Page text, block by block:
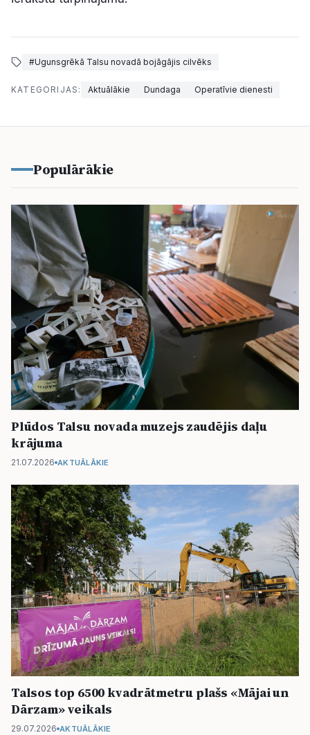
#Ugunsgrēkā Talsu novadā bojāgājis cilvēks
KATEGORIJAS: Aktuālākie Dundaga Operatīvie dienesti
Populārākie
Plūdos Talsu novada muzejs zaudējis daļu
krājuma
21.07.2026 AKTUĀLĀKIE
Talsos top 6500 kvadrātmetru plašs «Mājai un
Dārzam» veikals
29.07.2026 AKTUĀLĀKIE